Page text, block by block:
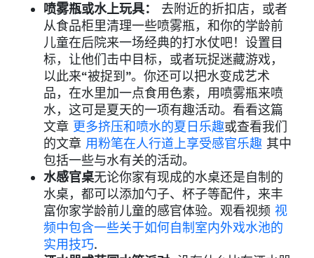
喷雾瓶或水上玩具：
去附近的折扣店，或者
从食品柜里清理一些喷雾瓶，和你的学龄前
儿童在后院来一场经典的打水仗吧！设置目
标，让他们击中目标，或者玩捉迷藏游戏，
以此来“被捉到”。你还可以把水变成艺术
品，在水里加一点食用色素，用喷雾瓶来喷
水，这可是夏天的一项有趣活动。看看这篇
文章 更多挤压和喷水的夏日乐趣或查看我们
的文章 用粉笔在人行道上享受感官乐趣 其中
包括一些与水有关的活动。
水感官桌无论你家有现成的水桌还是自制的
水桌，都可以添加勺子、杯子等配件，来丰
富你家学龄前儿童的感官体验。观看视频 视
频中包含一些关于如何自制室内外戏水池的
实用技巧.